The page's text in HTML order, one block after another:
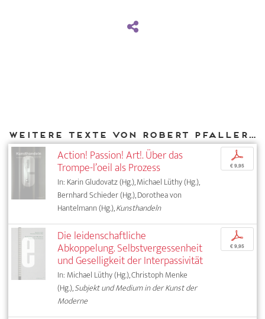
Weitere Texte von Robert Pfaller bei DIAPHANES
Action! Passion! Art!. Über das
Trompe-l’oeil als Prozess
In: Karin Gludovatz (Hg.), Michael Lüthy (Hg.),
Bernhard Schieder (Hg.), Dorothea von
Hantelmann (Hg.),Kunsthandeln
p
€ 9,95
Die leidenschaftliche
Abkoppelung. Selbstvergessenheit
und Geselligkeit der Interpassivität
In: Michael Lüthy (Hg.), Christoph Menke
(Hg.),Subjekt und Medium in der Kunst der
Moderne
p
€ 9,95